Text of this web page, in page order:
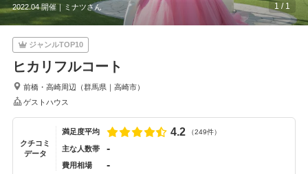
2022.04 開催｜ ミナツさん 1 / 1
ジャンルTOP10
ヒカリフルコート
前橋・高崎周辺 （群馬県 ｜ 高崎市）
ゲストハウス
クチコミ
データ
満足度平均 4.2 （249件）
主な人数帯 -
費用相場 -